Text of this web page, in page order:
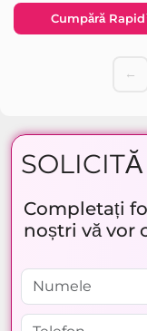
Cumpără Rapid
←
Completați
noștri vă vor